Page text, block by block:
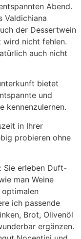
Abend.
Valdichiana
der Dessertwein
wird nicht fehlen.
auch nicht
bietet
und
kennenzulernen.
in Ihrer
probieren ohne
Sie erleben Duft-
man Weine
ich passende
Brot, Olivenöl
ergänzen.